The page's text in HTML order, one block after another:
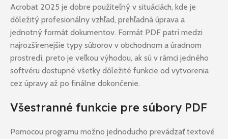
Acrobat 2025 je dobre použiteľný v situáciách, kde je
dôležitý profesionálny vzhľad, prehľadná úprava a
jednotný formát dokumentov. Formát PDF patrí medzi
najrozšírenejšie typy súborov v obchodnom a úradnom
prostredí, preto je veľkou výhodou, ak sú v rámci jedného
softvéru dostupné všetky dôležité funkcie od vytvorenia
cez úpravy až po finálne dokončenie.
Všestranné funkcie pre súbory PDF
Pomocou programu možno jednoducho prevádzať textové